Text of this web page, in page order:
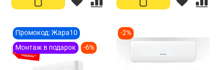
Промокод: Жара10
Монтаж в подарок
-6%
-2%